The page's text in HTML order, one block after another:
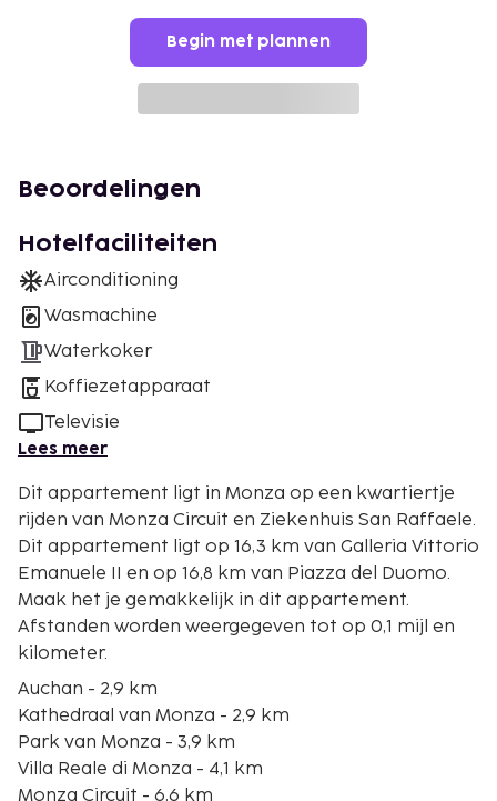
Begin met plannen
Beoordelingen
Hotelfaciliteiten
Airconditioning
Wasmachine
Waterkoker
Koffiezetapparaat
Televisie
Lees meer
Dit appartement ligt in Monza op een kwartiertje
rijden van Monza Circuit en Ziekenhuis San Raffaele.
Dit appartement ligt op 16,3 km van Galleria Vittorio
Emanuele II en op 16,8 km van Piazza del Duomo.
Maak het je gemakkelijk in dit appartement.
Afstanden worden weergegeven tot op 0,1 mijl en
kilometer.
Auchan - 2,9 km
Kathedraal van Monza - 2,9 km
Park van Monza - 3,9 km
Villa Reale di Monza - 4,1 km
Monza Circuit - 6,6 km